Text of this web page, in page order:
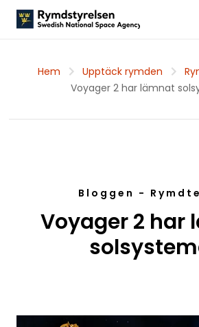
Hem Upptäck rymden
Voyager 2 har lämnat
Bloggen -
Voyager 2 har